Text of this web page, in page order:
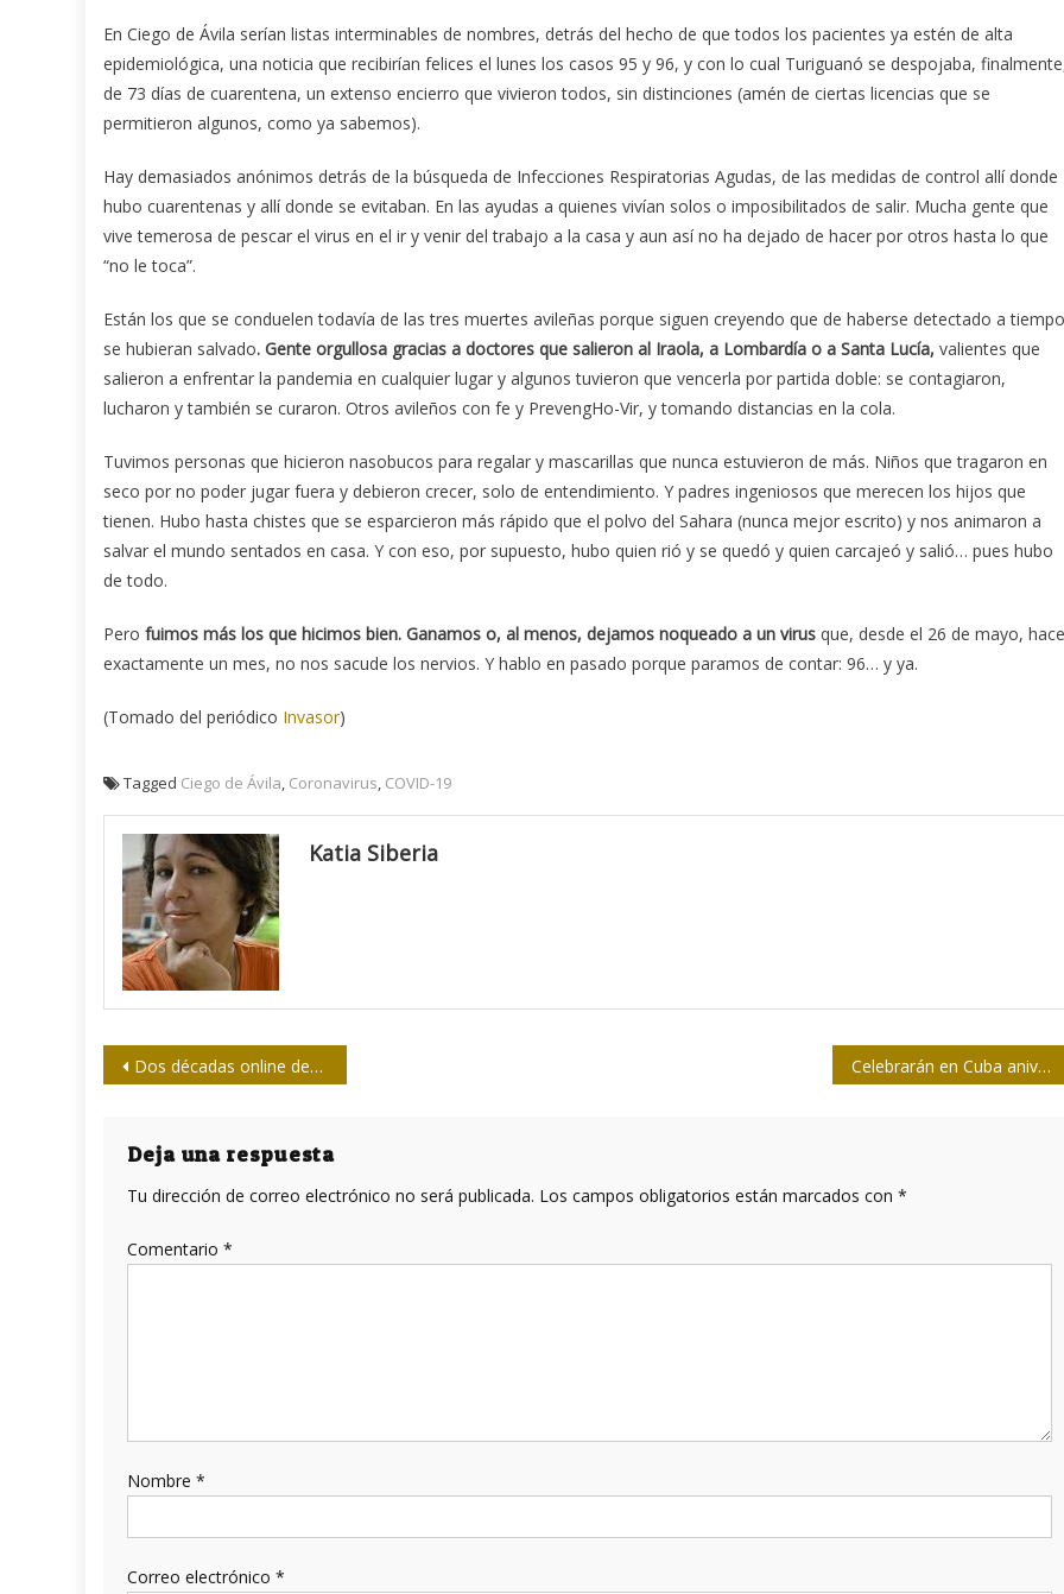
En Ciego de Ávila serían listas interminables de nombres, detrás del hecho de que todos los pacientes ya estén de alta
epidemiológica, una noticia que recibirían felices el lunes los casos 95 y 96, y con lo cual Turiguanó se despojaba,
de 73 días de cuarentena, un extenso encierro que vivieron todos, sin distinciones (amén de ciertas licencias que se
permitieron algunos, como ya sabemos).
Hay demasiados anónimos detrás de la búsqueda de Infecciones Respiratorias Agudas, de las medidas de control allí donde
hubo cuarentenas y allí donde se evitaban. En las ayudas a quienes vivían solos o imposibilitados de salir. Mucha gente que
vive temerosa de pescar el virus en el ir y venir del trabajo a la casa y aun así no ha dejado de hacer por otros hasta lo que
“no le toca”.
Están los que se conduelen todavía de las tres muertes avileñas porque siguen creyendo que de haberse detectado a tiempo
se hubieran salvado. Gente orgullosa gracias a doctores que salieron al Iraola, a Lombardía o a Santa Lucía, valientes que
salieron a enfrentar la pandemia en cualquier lugar y algunos tuvieron que vencerla por partida doble: se contagiaron,
lucharon y también se curaron. Otros avileños con fe y PrevengHo-Vir, y tomando distancias en la cola.
Tuvimos personas que hicieron nasobucos para regalar y mascarillas que nunca estuvieron de más. Niños que tragaron en
seco por no poder jugar fuera y debieron crecer, solo de entendimiento. Y padres ingeniosos que merecen los hijos que
tienen. Hubo hasta chistes que se esparcieron más rápido que el polvo del Sahara (nunca mejor escrito) y nos animaron a
salvar el mundo sentados en casa. Y con eso, por supuesto, hubo quien rió y se quedó y quien carcajeó y salió… pues hubo
de todo.
Pero fuimos más los que hicimos bien. Ganamos o, al menos, dejamos noqueado a un virus que, desde el 26 de mayo, hace
exactamente un mes, no nos sacude los nervios. Y hablo en pasado porque paramos de contar: 96… y ya.
(Tomado del periódico Invasor)
Tagged Ciego de Ávila, Coronavirus, COVID-19
Katia Siberia
Navegación
entradas
Dos décadas online desde Holguín Celebrarán en Cuba aniversario 59 de Palabras a los Intelectuales
Deja una respuesta
Tu dirección de correo electrónico no será publicada. Los campos obligatorios están marcados con *
Comentario *
Nombre *
Correo electrónico *